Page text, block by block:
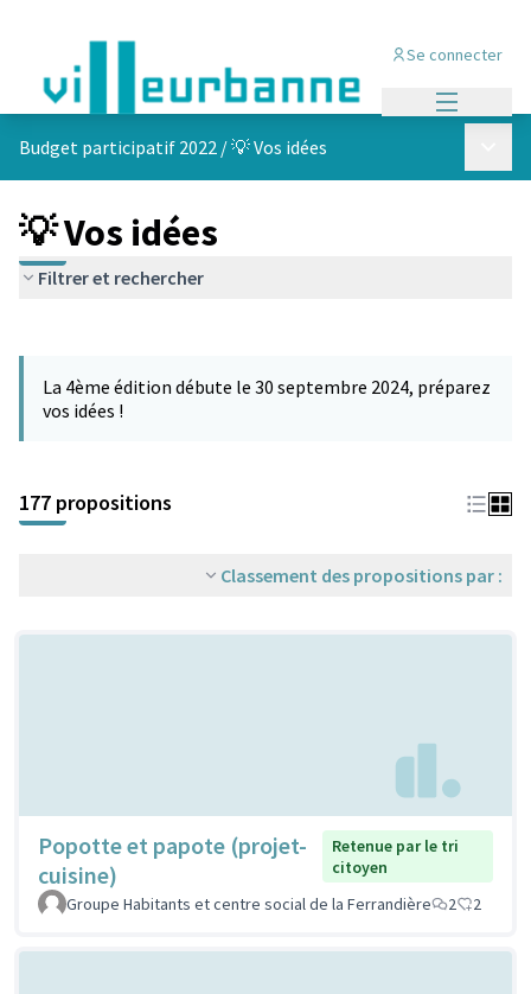
Se connecter
Budget participatif 2022 /💡 Vos idées
💡 Vos idées
Filtrer et rechercher
−
La 4ème édition débute le 30 septembre 2024, préparez
vos idées !
177 propositions
Classement des propositions par :
Popotte et papote (projet-
cuisine)
Retenue par le tri
citoyen
Groupe Habitants et centre social de la Ferrandière
2 2